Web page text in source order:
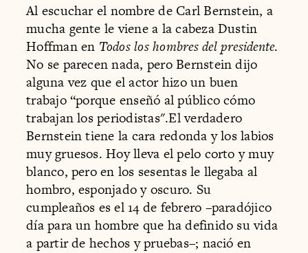
Al escuchar el nombre de Carl Bernstein, a
mucha gente le viene a la cabeza Dustin
Hoffman en Todos los hombres del presidente.
No se parecen nada, pero Bernstein dijo
alguna vez que el actor hizo un buen
trabajo “porque enseñó al público cómo
trabajan los periodistas".El verdadero
Bernstein tiene la cara redonda y los labios
muy gruesos. Hoy lleva el pelo corto y muy
blanco, pero en los sesentas le llegaba al
hombro, esponjado y oscuro. Su
cumpleaños es el 14 de febrero –paradójico
día para un hombre que ha definido su vida
a partir de hechos y pruebas–; nació en